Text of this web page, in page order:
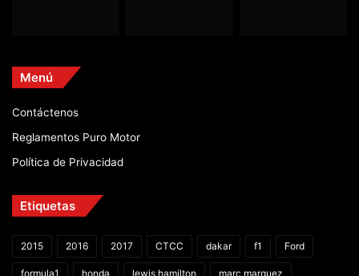
Menú
Contáctenos
Reglamentos Puro Motor
Política de Privacidad
Etiquetas
2015 2016 2017 CTCC dakar f1 Ford
formula1 honda lewis hamilton marc marquez